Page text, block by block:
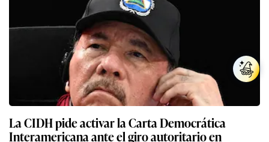
La CIDH pide activar la Carta Democrática
Interamericana ante el giro autoritario en